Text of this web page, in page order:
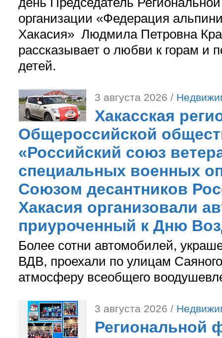
организации «Федерация
Хакасия» Людмила Петровна
рассказывает о любви к горам и
детей.
3 августа 2026 /
Хакасская
Общероссийской
«Российский союз
специальных военных
Союзом десантников
Хакасия организовали
приуроченный к Дню
Более сотни автомобилей,
ВДВ, проехали по улицам
атмосферу всеобщего
3 августа 2026 /
Региональной